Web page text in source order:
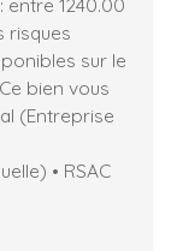
entre 1240.00
risques
sur le
bien vous
(Entreprise
• RSAC